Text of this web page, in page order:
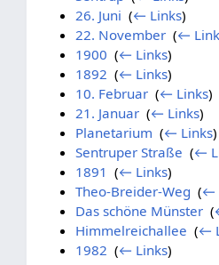
26. Juni (← Links)
22. November‎ (←
1900 (← Links)
1892 (← Links)
10. Februar‎ (← Links)
21. Januar‎ (← Links)
Planetarium (← Links)
Sentruper Straße (←
1891 (← Links)
Theo-Breider-Weg (←
Das schöne Münster‎ (
Himmelreichallee (←
1982 (← Links)